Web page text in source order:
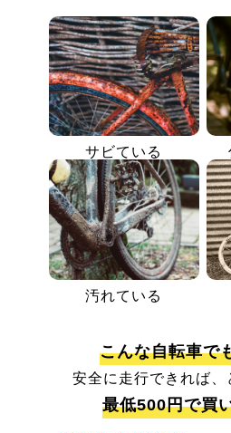
サビている
汚れている
こんな自転車で
安全に走行できれば、
最低500円で買